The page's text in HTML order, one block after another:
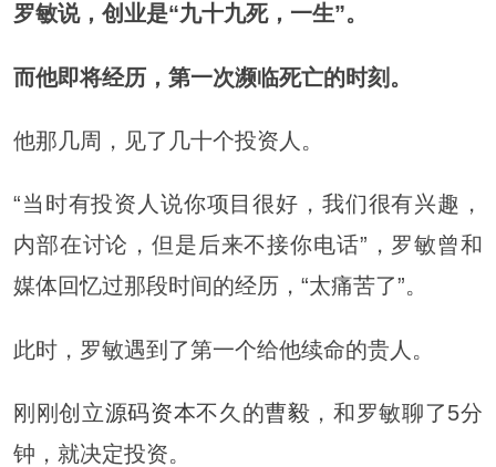
罗敏说，创业是“九十九死，一生”。
而他即将经历，第一次濒临死亡的时刻。
他那几周，见了几十个投资人。
“当时有投资人说你项目很好，我们很有兴趣，
内部在讨论，但是后来不接你电话”，罗敏曾和
媒体回忆过那段时间的经历，“太痛苦了”。
此时，罗敏遇到了第一个给他续命的贵人。
刚刚创立源码资本不久的曹毅 ，和罗敏聊了5分
钟，就决定投资。